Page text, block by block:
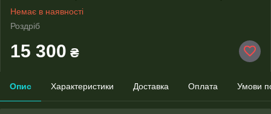
Немає в наявності
Роздріб
15 300 ₴
Опис Характеристики Доставка Оплата Умови